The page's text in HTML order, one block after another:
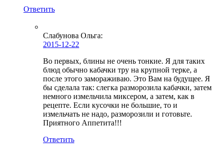
Ответить
Слабунова Ольга:
2015-12-22
Во первых, блины не очень тонкие. Я для таких
блюд обычно кабачки тру на крупной терке, а
после этого замораживаю. Это Вам на будущее. Я
бы сделала так: слегка разморозила кабачки, затем
немного измельчила миксером, а затем, как в
рецепте. Если кусочки не большие, то и
измельчать не надо, разморозили и готовьте.
Приятного Аппетита!!!
Ответить